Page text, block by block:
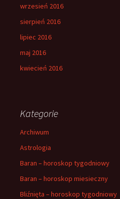
wrzesień 2016
sierpień 2016
lipiec 2016
maj 2016
kwiecień 2016
Kategorie
Archiwum
Astrologia
Baran – horoskop tygodniowy
Baran – horoskop miesieczny
Bliźnięta – horoskop tygodniowy